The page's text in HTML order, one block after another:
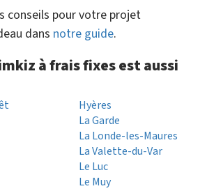
conseils pour votre projet
dans notre guide.
à frais fixes est aussi
Hyères
La Garde
La Londe-les-Maures
La Valette-du-Var
Le Luc
Le Muy